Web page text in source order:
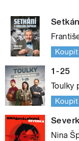
Koupit
1-25
Toulky
Koupit
Nina